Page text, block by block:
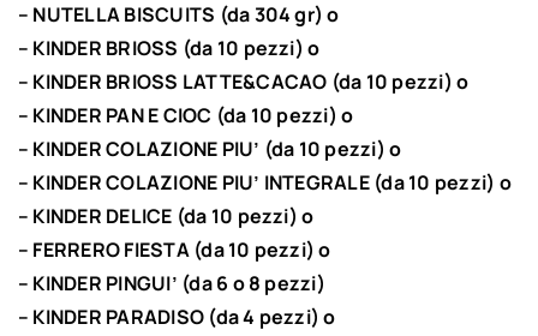
– NUTELLA BISCUITS (da 304 gr) o
– KINDER BRIOSS (da 10 pezzi) o
– KINDER BRIOSS LATTE&CACAO (da 10 pezzi) o
– KINDER PAN E CIOC (da 10 pezzi) o
– KINDER COLAZIONE PIU’ (da 10 pezzi) o
– KINDER COLAZIONE PIU’ INTEGRALE (da 10 pezzi) o
– KINDER DELICE (da 10 pezzi) o
– FERREROFIESTA (da 10 pezzi) o
– KINDER PINGUI’ (da 6 o 8 pezzi)
– KINDER PARADISO (da 4 pezzi) o